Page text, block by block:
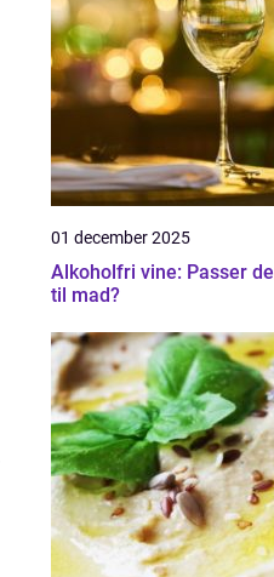
01 december 2025
Alkoholfri vine: Passer de
til mad?